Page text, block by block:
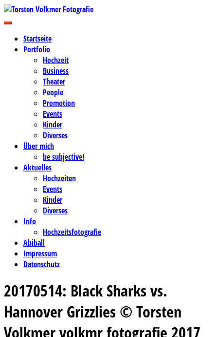
Zum
Inhalt
Torsten Volkmer Fotografie
Business-, Portrait- und Hochzeitsfotografie
Startseite
Portfolio
Hochzeit
Business
Theater
People
Promotion
Events
Kinder
Diverses
Über mich
be subjective!
Aktuelles
Hochzeiten
Events
Kinder
Diverses
Info
Hochzeitsfotografie
Abiball
Impressum
Datenschutz
20170514: Black Sharks vs.
Hannover Grizzlies © Torsten
Volkmer volkmr fotografie 2017